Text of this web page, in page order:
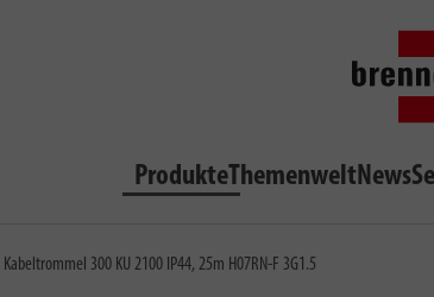
ProdukteThemenweltNews
300 KU 2100 IP44, 25m H07RN-F 3G1.5